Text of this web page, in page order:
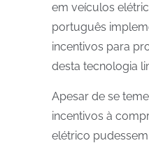
em veículos
português
incentivos para
desta tecnologia
Apesar de se
incentivos à
elétrico